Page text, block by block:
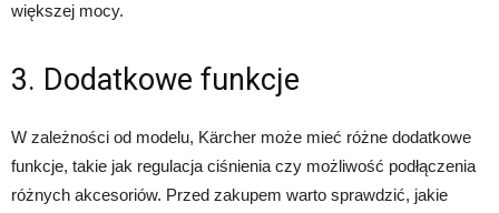
większej mocy.
3. Dodatkowe funkcje
W zależności od modelu, Kärcher może mieć różne dodatkowe
funkcje, takie jak regulacja ciśnienia czy możliwość podłączenia
różnych akcesoriów. Przed zakupem warto sprawdzić, jakie